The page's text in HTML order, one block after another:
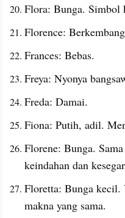
Flora: Bunga. Simbol
Florence:
Frances: Bebas.
Freya: Nyonya
Freda: Damai.
Fiona: Putih, adil.
Florene: Bunga.
keindahan dan
Floretta: Bunga kecil.
makna yang sama.